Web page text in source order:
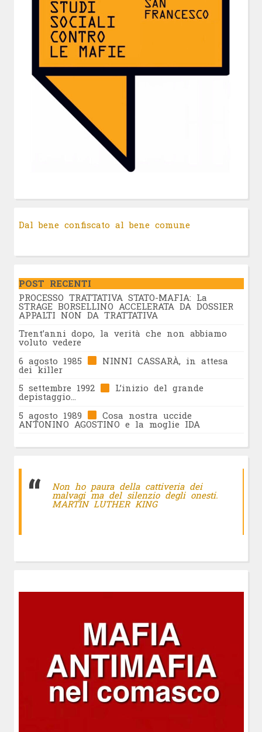
Dal bene confiscato al bene comune
POST RECENTI
PROCESSO TRATTATIVA STATO-MAFIA: La
STRAGE BORSELLINO ACCELERATA DA DOSSIER
APPALTI NON DA TRATTATIVA
Trent’anni dopo, la verità che non abbiamo
voluto vedere
6 agosto 1985
NINNI CASSARÀ, in attesa
dei killer
5 settembre 1992
L’inizio del grande
depistaggio…
5 agosto 1989
Cosa nostra uccide
ANTONINO AGOSTINO e la moglie IDA
Non ho paura della cattiveria dei
malvagi ma del silenzio degli onesti.
MARTIN LUTHER KING